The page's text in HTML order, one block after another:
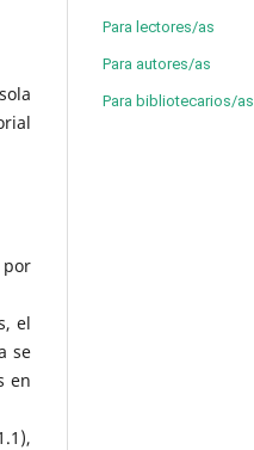
el
se
en
Para lectores/as
Para autores/as
Para bibliotecarios/as